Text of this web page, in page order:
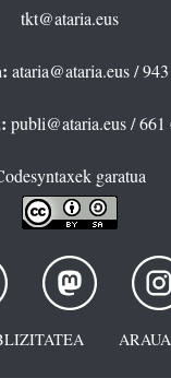
tkt@ataria.eus
ataria@ataria.eus/
publi@ataria.eus/ 661
garatua